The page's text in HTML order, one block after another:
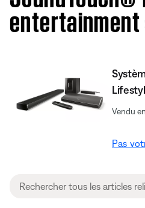
Vendu
Pas